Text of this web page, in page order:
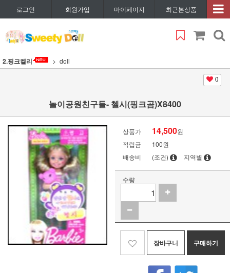
로그인 회원가입 마이페이지 최근본상품
2.핑크켈리 doll
0
놀이공원친구들- 첼시(핑크곰)X8400
상품가 14,500원
적립금
100원
배송비
(조건) 지역별
수량
장바구니 구매하기